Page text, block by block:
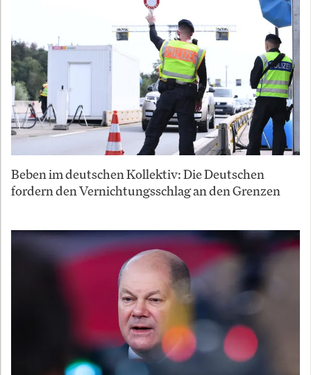
Beben im deutschen Kollektiv: Die Deutschen
fordern den Vernichtungsschlag an den Grenzen